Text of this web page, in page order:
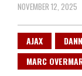
NOVEMBER 12, 2025
AJAX
MARC